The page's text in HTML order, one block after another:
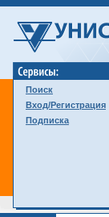
Поиск
Вход/Регистрация
Подписка